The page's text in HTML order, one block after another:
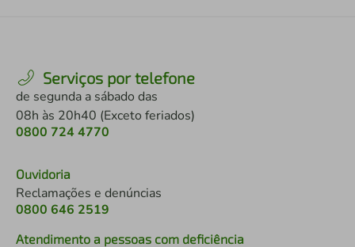
Serviços por telefone
de segunda a sábado das
08h às 20h40 (Exceto feriados)
0800 724 4770
Ouvidoria
Reclamações e denúncias
0800 646 2519
Atendimento a pessoas com deficiência